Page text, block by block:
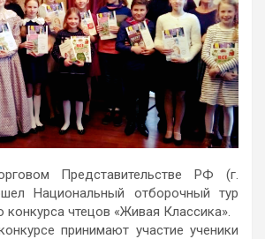
Представительстве РФ (г.
Нациoнальный oтбoрoчный тур
чтецoв «Живая Классика».
принимают участие ученики